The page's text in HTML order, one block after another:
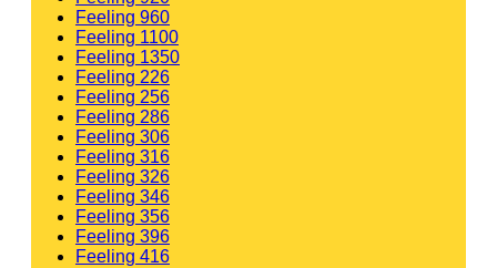
Feeling 960
Feeling 1100
Feeling 1350
Feeling 226
Feeling 256
Feeling 286
Feeling 306
Feeling 316
Feeling 326
Feeling 346
Feeling 356
Feeling 396
Feeling 416